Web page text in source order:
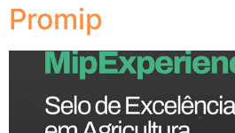
Promip